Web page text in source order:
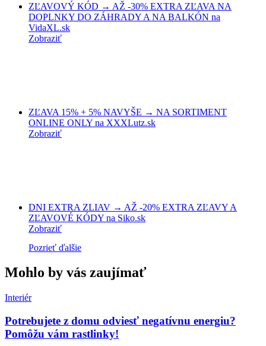
ZĽAVOVÝ KÓD → AŽ -30% EXTRA ZĽAVA NA
DOPLNKY DO ZÁHRADY A NA BALKÓN na
VidaXL.sk
Zobraziť
ZĽAVA 15% + 5% NAVYŠE → NA SORTIMENT
ONLINE ONLY na XXXLutz.sk
Zobraziť
DNI EXTRA ZLIAV → AŽ -20% EXTRA ZĽAVY A
ZĽAVOVÉ KÓDY na Siko.sk
Zobraziť
Pozrieť ďalšie
Mohlo by vás zaujímať
Interiér
Potrebujete z domu odviesť negatívnu energiu?
Pomôžu vám rastlinky!